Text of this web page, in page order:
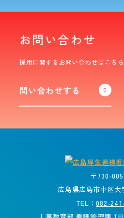
お問い合わせ
採用に関するお問い合わせはこちら
問い合わせする
〒730-
広島県広島市中区大
TEL：082-